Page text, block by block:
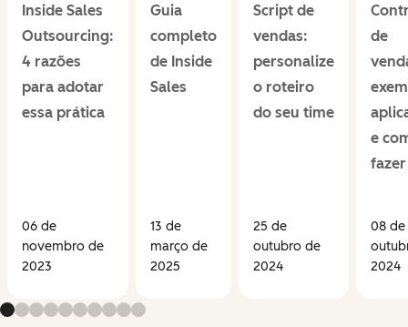
Inside Sales
Outsourcing:
4 razões
para adotar
essa prática
06 de
novembro de
2023
Guia
completo
de Inside
Sales
13 de
março de
2025
Script de
vendas:
personalize
o roteiro
do seu time
25 de
outubro de
2024
de
e
fazer
08 de
2024